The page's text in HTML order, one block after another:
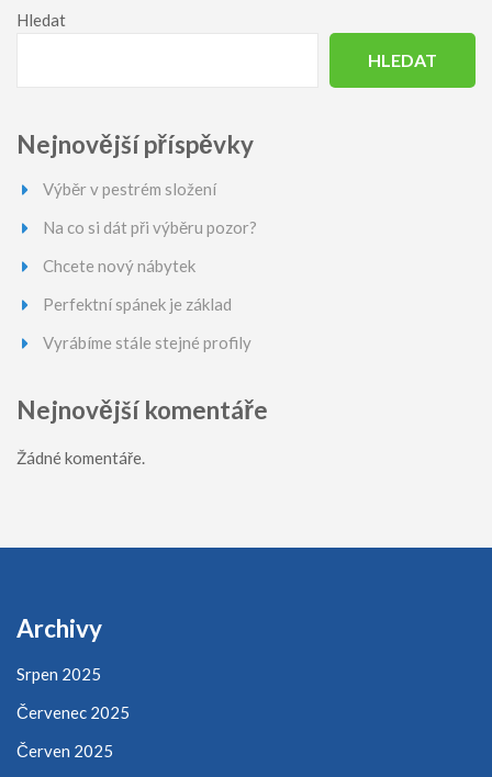
Hledat
HLEDAT
Nejnovější příspěvky
Výběr v pestrém složení
Na co si dát při výběru pozor?
Chcete nový nábytek
Perfektní spánek je základ
Vyrábíme stále stejné profily
Nejnovější komentáře
Žádné komentáře.
Archivy
Srpen 2025
Červenec 2025
Červen 2025